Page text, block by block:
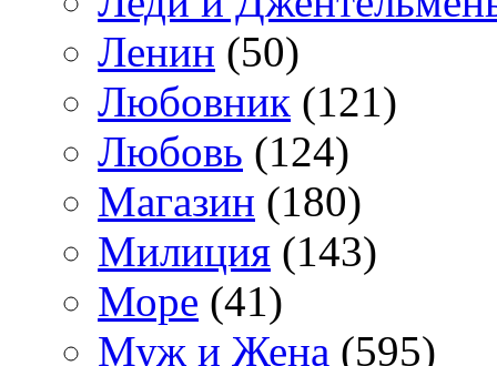
Ленин (50)
Любовник (121)
Любовь (124)
Магазин (180)
Милиция (143)
Море (41)
Муж и Жена (595)